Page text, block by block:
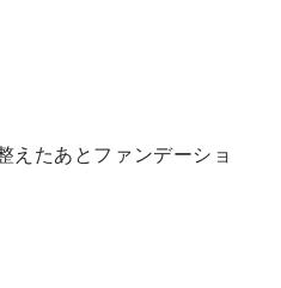
たあとファンデーショ